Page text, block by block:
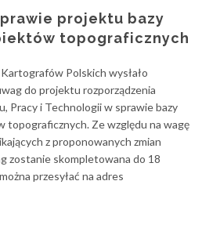
projektu bazy
topograficznych
Polskich wysłało
do projektu rozporządzenia
Pracy i Technologii w sprawie bazy
topograficznych. Ze względu na wagę
z proponowanych zmian
zostanie skompletowana do 18
przesyłać na adres